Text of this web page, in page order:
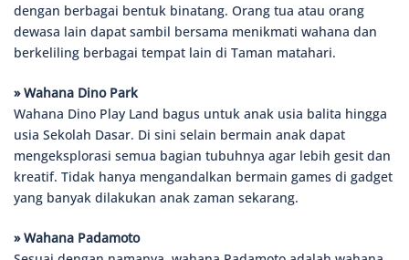
dengan berbagai bentuk binatang. Orang tua atau orang
dewasa lain dapat sambil bersama menikmati wahana dan
berkeliling berbagai tempat lain di Taman matahari.
» Wahana Dino Park
Wahana Dino Play Land bagus untuk anak usia balita hingga
usia Sekolah Dasar. Di sini selain bermain anak dapat
mengeksplorasi semua bagian tubuhnya agar lebih gesit dan
kreatif. Tidak hanya mengandalkan bermain games di gadget
yang banyak dilakukan anak zaman sekarang.
» Wahana Padamoto